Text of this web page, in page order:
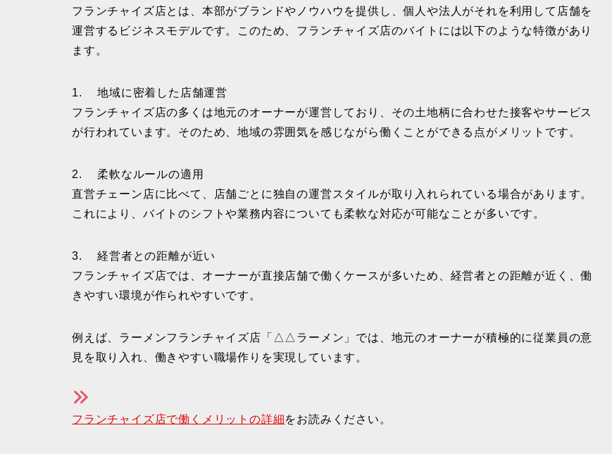
フランチャイズ店とは、本部がブランドやノウハウを提供し、個人や法人がそれを利用して店舗を
運営するビジネスモデルです。このため、フランチャイズ店のバイトには以下のような特徴があり
ます。
1. 地域に密着した店舗運営
フランチャイズ店の多くは地元のオーナーが運営しており、その土地柄に合わせた接客やサービス
が行われています。そのため、地域の雰囲気を感じながら働くことができる点がメリットです。
2. 柔軟なルールの適用
直営チェーン店に比べて、店舗ごとに独自の運営スタイルが取り入れられている場合があります。
これにより、バイトのシフトや業務内容についても柔軟な対応が可能なことが多いです。
3. 経営者との距離が近い
フランチャイズ店では、オーナーが直接店舗で働くケースが多いため、経営者との距離が近く、働
きやすい環境が作られやすいです。
例えば、ラーメンフランチャイズ店「△△ラーメン」では、地元のオーナーが積極的に従業員の意
見を取り入れ、働きやすい職場作りを実現しています。
フランチャイズ店で働くメリットの詳細をお読みください。